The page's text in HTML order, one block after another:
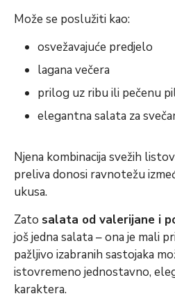
Može se poslužiti kao:
osvežavajuće predjelo
lagana večera
prilog uz ribu ili pečenu
elegantna salata za
Njena kombinacija svežih
preliva donosi ravnotežu
ukusa.
Zato salata od valerijane i
još jedna salata – ona je mali
pažljivo izabranih sastojaka
istovremeno jednostavno,
karaktera.